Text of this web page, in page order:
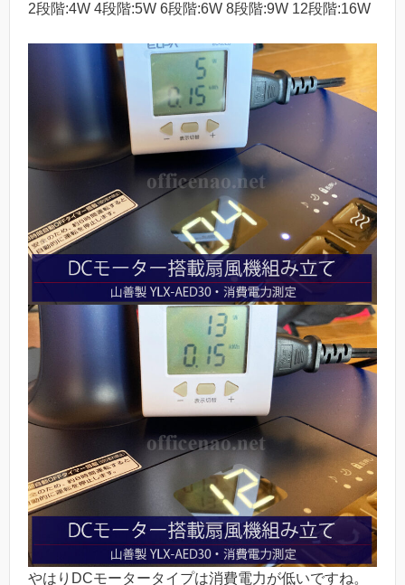
2段階:4W 4段階:5W 6段階:6W 8段階:9W 12段階:16W
やはりDCモータータイプは消費電力が低いですね。